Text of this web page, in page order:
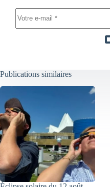
Publications similaires